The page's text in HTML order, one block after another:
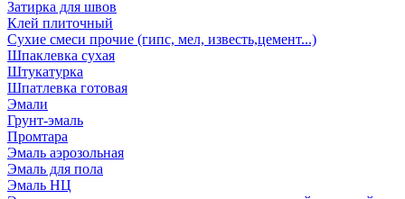
Затирка для швов
Клей плиточный
Сухие смеси прочие (гипс, мел, известь,цемент...)
Шпаклевка сухая
Штукатурка
Шпатлевка готовая
Эмали
Грунт-эмаль
Промтара
Эмаль аэрозольная
Эмаль для пола
Эмаль НЦ